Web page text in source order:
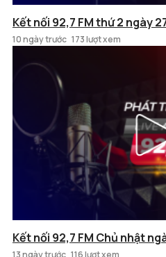
Kết nối 92,7 FM thứ 2 ngày
10 ngày trước 173 lượt xem
Kết nối 92,7 FM Chủ nhật